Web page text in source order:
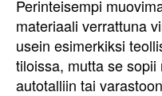
Perinteisempi
materiaali verrattuna
usein esimerkiksi
tiloissa, mutta se
autotalliin tai